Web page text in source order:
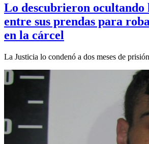
Lo descubrieron ocultando
entre sus prendas para
en la cárcel
La Justicia lo condenó a dos meses de